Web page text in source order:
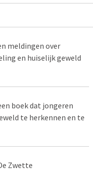
meldingen over
en huiselijk geweld
boek dat jongeren
te herkennen en te
Zwette